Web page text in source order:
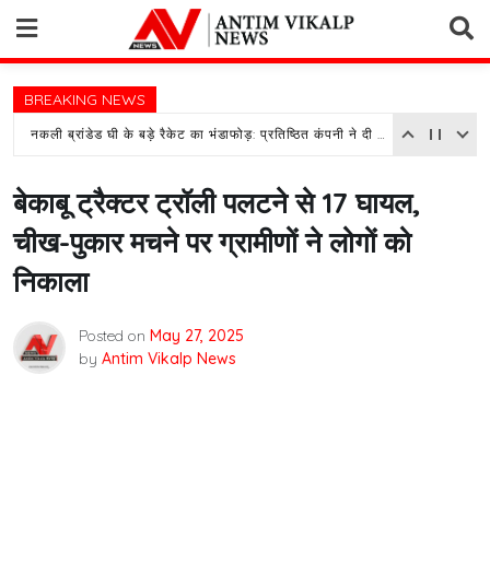
content
BREAKING NEWS
नकली ब्रांडेड घी के बड़े रैकेट का भंडाफोड़: प्रतिष्ठित कंपनी ने दी तहरीर, पुलिस जांच में जुटी
बेकाबू ट्रैक्टर ट्रॉली पलटने से 17 घायल,
चीख-पुकार मचने पर ग्रामीणों ने लोगों को
निकाला
Posted on May 27, 2025
by Antim Vikalp News